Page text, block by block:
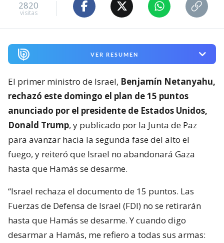
2820
visitas
VER RESUMEN
El primer ministro de Israel, Benjamín Netanyahu,
rechazó este domingo el plan de 15 puntos
anunciado por el presidente de Estados Unidos,
Donald Trump, y publicado por la Junta de Paz
para avanzar hacia la segunda fase del alto el
fuego, y reiteró que Israel no abandonará Gaza
hasta que Hamás se desarme.
“Israel rechaza el documento de 15 puntos. Las
Fuerzas de Defensa de Israel (FDI) no se retirarán
hasta que Hamás se desarme. Y cuando digo
desarmar a Hamás, me refiero a todas sus armas: